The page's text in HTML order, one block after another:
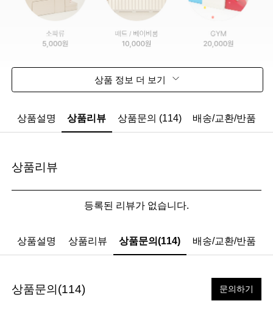
상품 정보 더 보기
상품설명 상품리뷰 상품문의 (114) 배송/교환/반품
상품리뷰
등록된 리뷰가 없습니다.
상품설명 상품리뷰 상품문의(114) 배송/교환/반품
상품문의(114) 문의하기